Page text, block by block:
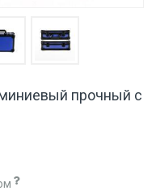
прочный с